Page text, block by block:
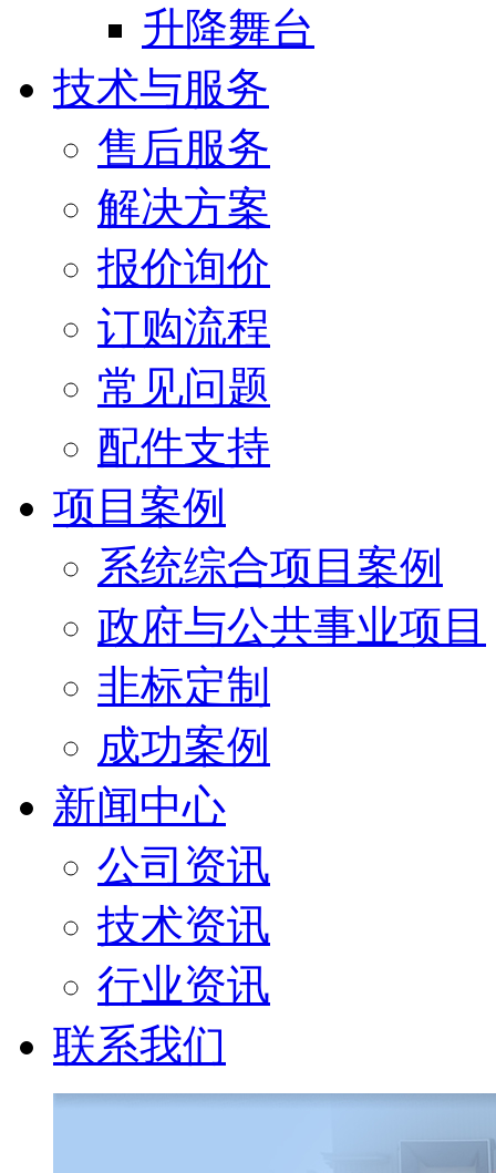
升降舞台
技术与服务
售后服务
解决方案
报价询价
订购流程
常见问题
配件支持
项目案例
系统综合项目案例
政府与公共事业项目
非标定制
成功案例
新闻中心
公司资讯
技术资讯
行业资讯
联系我们